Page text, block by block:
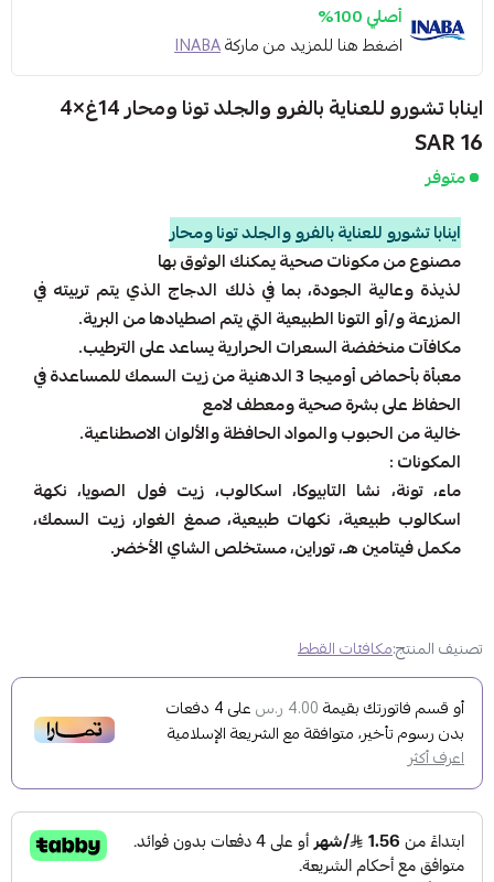
أصلي 100%
اضغط هنا للمزيد من ماركةINABA
اينابا تشورو للعناية بالفرو والجلد تونا ومحار 14غ×4
16 SAR
متوفر
اينابا تشورو للعناية بالفرو والجلد تونا ومحار
مصنوع من مكونات صحية يمكنك الوثوق بها
لذيذة وعالية الجودة، بما في ذلك الدجاج الذي يتم تربيته في
المزرعة و/أو التونا الطبيعية التي يتم اصطيادها من البرية.
مكافآت منخفضة السعرات الحرارية يساعد على الترطيب.
معبأة بأحماض أوميجا 3 الدهنية من زيت السمك للمساعدة في
الحفاظ على بشرة صحية ومعطف لامع
خالية من الحبوب والمواد الحافظة والألوان الاصطناعية.
المكونات :
ماء، تونة، نشا التابيوكا، اسكالوب، زيت فول الصويا، نكهة
اسكالوب طبيعية، نكهات طبيعية، صمغ الغوار، زيت السمك،
مكمل فيتامين هـ، توراين، مستخلص الشاي الأخضر.
تصنيف المنتج:مكافئات القطط
أو قسم فاتورتك بقيمة 4.00 ر.س على4 دفعات
بدون رسوم تأخير، متوافقة مع الشريعة الإسلامية
اعرف أكثر